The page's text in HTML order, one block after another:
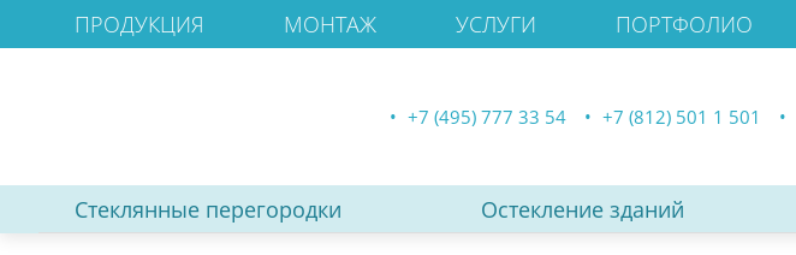
ПРОДУКЦИЯ МОНТАЖ УСЛУГИ ПОРТФОЛИО
+7 (495) 777 33 54 +7 (812) 501 1 501
Стеклянные перегородки Остекление зданий